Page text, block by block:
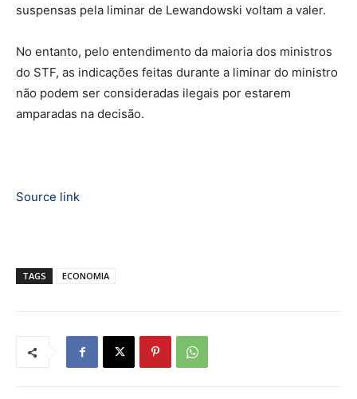
suspensas pela liminar de Lewandowski voltam a valer.
No entanto, pelo entendimento da maioria dos ministros
do STF, as indicações feitas durante a liminar do ministro
não podem ser consideradas ilegais por estarem
amparadas na decisão.
Source link
TAGS ECONOMIA